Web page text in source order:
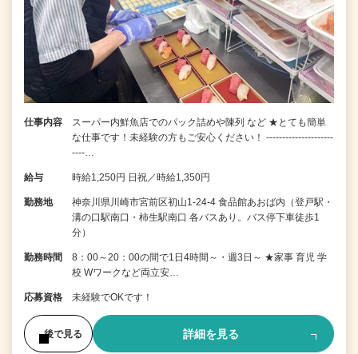
仕事内容
スーパー内鮮魚店でのパック詰めや陳列 など ★とても簡単
な仕事です！未経験の方もご安心ください！ ---------------------
----…
給与 時給1,250円 日祝／時給1,350円
勤務地
神奈川県川崎市宮前区初山1-24-4 食品館あおば内（登戸駅・
溝の口駅南口・柿生駅南口 各バスあり。バス停下車徒歩1
分）
勤務時間
8：00～20：00の間で1日4時間～・週3日～ ★家事 育児 学
校 Wワークなど両立安…
応募資格 未経験でOKです！
後で見る 詳細を見る